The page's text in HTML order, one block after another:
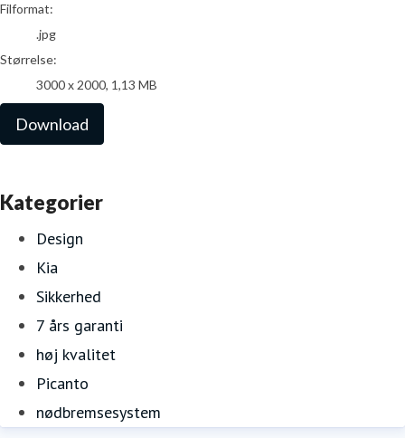
Filformat:
.jpg
Størrelse:
3000 x 2000, 1,13 MB
Download
Kategorier
Design
Kia
Sikkerhed
7 års garanti
høj kvalitet
Picanto
nødbremsesystem